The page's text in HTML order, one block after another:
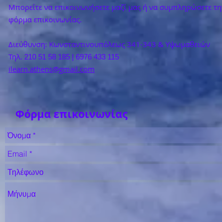
Μπορείτε να επικοινωνήσετε μαζί μας ή να συμπληρώσετε
φόρμα επικοινωνίας.
Διεύθυνση: Κωνσταντινουπόλεως 341-343 & Υψωμαθειών
Τηλ. 210 51 58 185 | 6976 433 115
ilearn.athens@gmail.com
Φόρμα επικοινωνίας